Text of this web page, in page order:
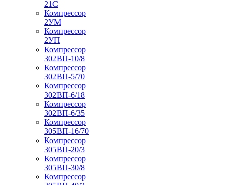
21С
Компрессор
2УМ
Компрессор
2УП
Компрессор
302ВП-10/8
Компрессор
302ВП-5/70
Компрессор
302ВП-6/18
Компрессор
302ВП-6/35
Компрессор
305ВП-16/70
Компрессор
305ВП-20/3
Компрессор
305ВП-30/8
Компрессор